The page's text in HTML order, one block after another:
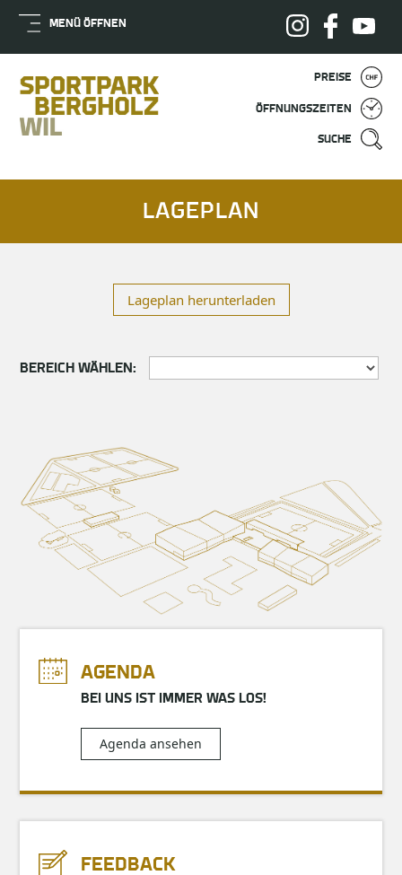
MENÜ ÖFFNEN
PREISE
ÖFFNUNGSZEITEN
SUCHE
LAGEPLAN
Lageplan herunterladen
BEREICH WÄHLEN:
AGENDA
BEI UNS IST IMMER WAS LOS!
Agenda ansehen
FEEDBACK